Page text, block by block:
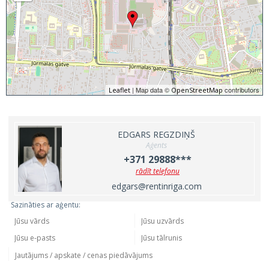
Leaflet | Map data © OpenStreetMap contributors
EDGARS REGZDIŅŠ
Aģents
+371 29888***
rādīt telefonu
edgars@rentinriga.com
Sazināties ar aģentu: